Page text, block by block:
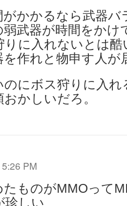
がかかるなら武器
弱武器が時間をかけ
りに入れないとは
を作れと物申す人が
のにボス狩りに入
かしいだろ。
PM
たものがMMOって
珍しい